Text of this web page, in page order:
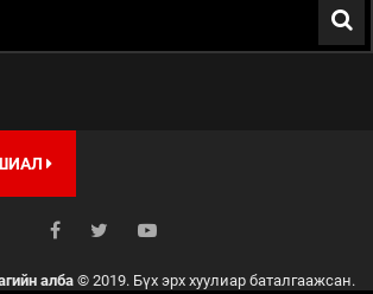
алба © 2019. Бүх эрх хуулиар баталгаажсан.